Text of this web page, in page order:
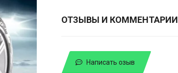
ОТЗЫВЫ И КОММЕНТАРИИ
Написать озыв